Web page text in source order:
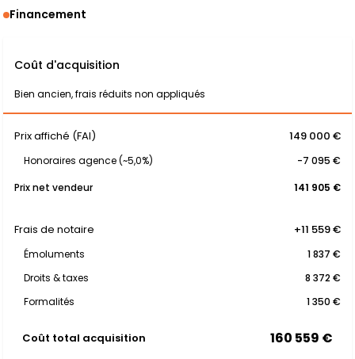
Financement
Coût d'acquisition
Bien ancien, frais réduits non appliqués
Prix affiché (FAI) 149 000 €
Honoraires agence (~5,0%)
-7 095 €
Prix net vendeur
141 905 €
Frais de notaire +11 559 €
Émoluments
1 837 €
Droits & taxes
8 372 €
Formalités
1 350 €
Coût total acquisition 160 559 €